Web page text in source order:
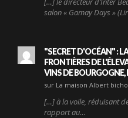
salon « Gamay Days »
"SECRET D'OCÉAN" :
FRONTIÈRES DE
VINS DE BOURGOGNE,
sur La maison Albert
[…] à la voile, réduisant
rapport au…